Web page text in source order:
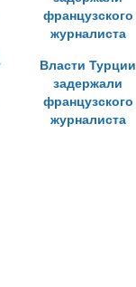
Власти Турции
задержали
французского
журналиста